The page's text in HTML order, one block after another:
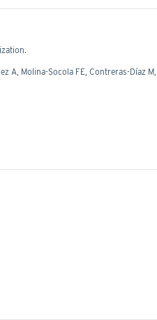
A, Molina-Socola FE, Contreras-Díaz M,